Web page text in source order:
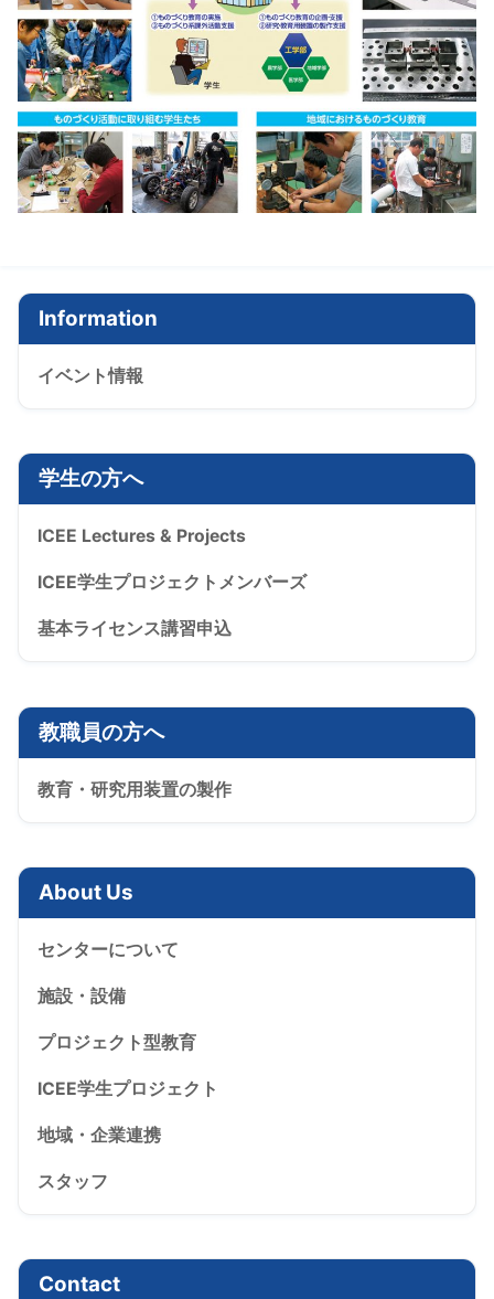
Information
イベント情報
学生の方へ
ICEE Lectures & Projects
ICEE学生プロジェクトメンバーズ
基本ライセンス講習申込
教職員の方へ
教育・研究用装置の製作
About Us
センターについて
施設・設備
プロジェクト型教育
ICEE学生プロジェクト
地域・企業連携
スタッフ
Contact